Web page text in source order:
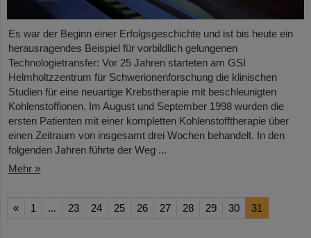
Es war der Beginn einer Erfolgsgeschichte und ist bis heute ein
herausragendes Beispiel für vorbildlich gelungenen
Technologietransfer: Vor 25 Jahren starteten am GSI
Helmholtzzentrum für Schwerionenforschung die klinischen
Studien für eine neuartige Krebstherapie mit beschleunigten
Kohlenstoffionen. Im August und September 1998 wurden die
ersten Patienten mit einer kompletten Kohlenstofftherapie über
einen Zeitraum von insgesamt drei Wochen behandelt. In den
folgenden Jahren führte der Weg ...
Mehr »
« 1 ... 23 24 25 26 27 28 29 30 31